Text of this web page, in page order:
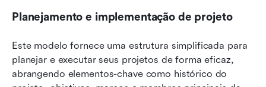
Planejamento e implementação de projeto
Este modelo fornece uma estrutura simplificada para
planejar e executar seus projetos de forma eficaz,
abrangendo elementos-chave como histórico do